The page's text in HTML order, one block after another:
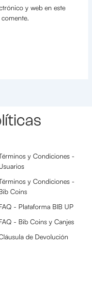
y web en este
y Condiciones -
y Condiciones -
Coins
- Plataforma BIB UP
- Bib Coins y Canjes
de Devolución